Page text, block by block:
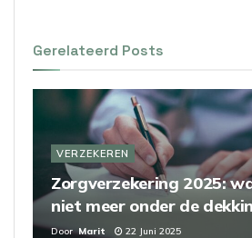
Gerelateerd Posts
VERZEKEREN
Zorgverzekering 2025:
niet meer onder de
Door Marit 22 Juni 2025